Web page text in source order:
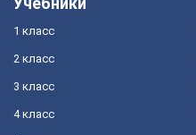
1 класс
2 класс
3 класс
4 класс